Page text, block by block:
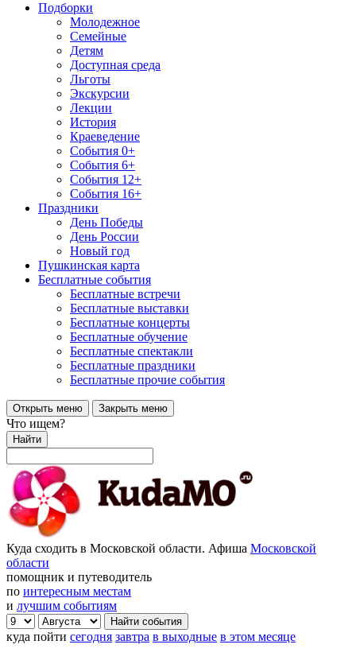
Подборки
Молодежное
Семейные
Детям
Доступная среда
Льготы
Экскурсии
Лекции
История
Краеведение
События 0+
События 6+
События 12+
События 16+
Праздники
День Победы
День России
Новый год
Пушкинская карта
Бесплатные события
Бесплатные встречи
Бесплатные выставки
Бесплатные концерты
Бесплатные обучение
Бесплатные спектакли
Бесплатные праздники
Бесплатные прочие события
Открыть меню Закрыть меню
Что ищем?
Найти
Куда сходить в Московской области. Афиша Московской
области
помощник и путеводитель
по интересным местам
и лучшим событиям
куда пойти сегодня завтра в выходные в этом месяце